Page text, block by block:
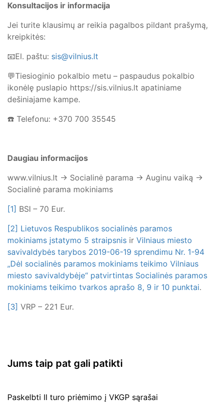
Konsultacijos ir informacija
Jei turite klausimų ar reikia pagalbos pildant prašymą,
kreipkitės:
📧El. paštu: sis@vilnius.lt
💬Tiesioginio pokalbio metu – paspaudus pokalbio
ikonėlę puslapio https://sis.vilnius.lt apatiniame
dešiniajame kampe.
☎️ Telefonu: +370 700 35545
Daugiau informacijos
www.vilnius.lt -> Socialinė parama -> Auginu vaiką ->
Socialinė parama mokiniams
[1] BSI – 70 Eur.
[2] Lietuvos Respublikos socialinės paramos
mokiniams įstatymo 5 straipsnis ir Vilniaus miesto
savivaldybės tarybos 2019-06-19 sprendimu Nr. 1-94
„Dėl socialinės paramos mokiniams teikimo Vilniaus
miesto savivaldybėje“ patvirtintas Socialinės paramos
mokiniams teikimo tvarkos aprašo 8, 9 ir 10 punktai.
[3] VRP – 221 Eur.
Jums taip pat gali patikti
Paskelbti II turo priėmimo į VKGP sąrašai